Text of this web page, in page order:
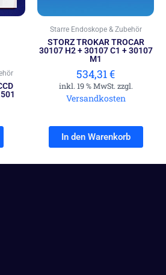
Starre Endoskope & Zubehör
STORZ TROKAR TROCAR
30107 H2 + 30107 C1 + 30107
M1
534,31€
inkl. 19 % MwSt. zzgl.
Versandkosten
In den Warenkorb